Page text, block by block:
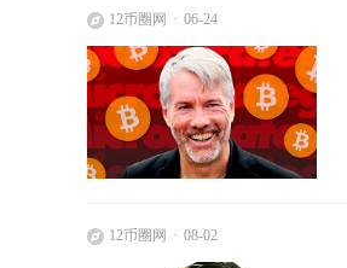
12币圈网 06-24
12币圈网 08-02